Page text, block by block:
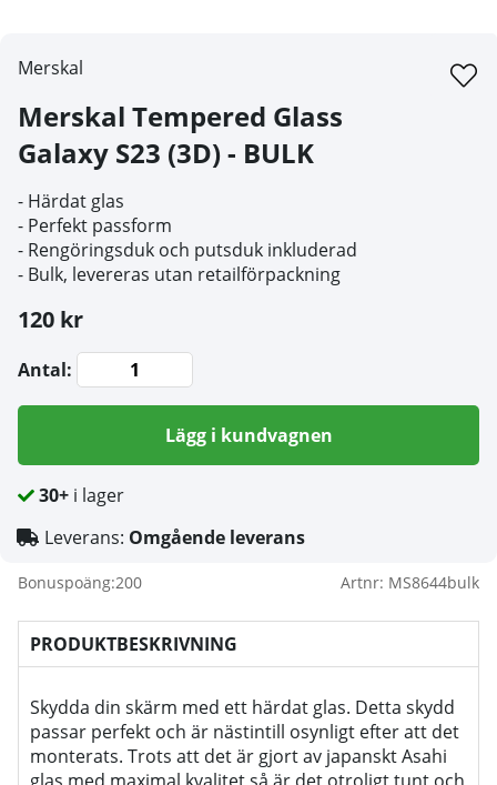
Merskal
Merskal Tempered Glass
Galaxy S23 (3D) - BULK
- Härdat glas
- Perfekt passform
- Rengöringsduk och putsduk inkluderad
- Bulk, levereras utan retailförpackning
120 kr
Antal:
Lägg i kundvagnen
30+ i lager
Leverans: Omgående leverans
Bonuspoäng:200 Artnr: MS8644bulk
PRODUKTBESKRIVNING
Skydda din skärm med ett härdat glas. Detta skydd
passar perfekt och är nästintill osynligt efter att det
monterats. Trots att det är gjort av japanskt Asahi